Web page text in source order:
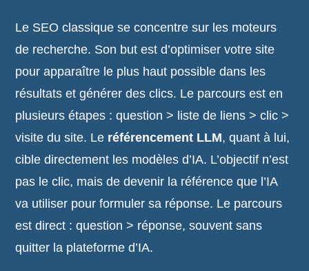
Le SEO classique se concentre sur les moteurs
de recherche. Son but est d’optimiser votre site
pour apparaître le plus haut possible dans les
résultats et générer des clics. Le parcours est en
plusieurs étapes : question > liste de liens > clic >
visite du site. Le référencement LLM, quant à lui,
cible directement les modèles d’IA. L’objectif n’est
pas le clic, mais de devenir la référence que l’IA
va utiliser pour formuler sa réponse. Le parcours
est direct : question > réponse, souvent sans
quitter la plateforme d’IA.